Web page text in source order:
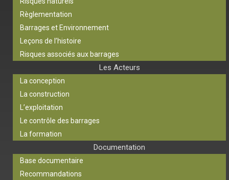
Règlementation
Barrages et Environnement
Leçons de l’histoire
Risques associés aux barrages
Les Acteurs
La conception
La construction
L’exploitation
Le contrôle des barrages
La formation
Documentation
Base documentaire
Recommandations